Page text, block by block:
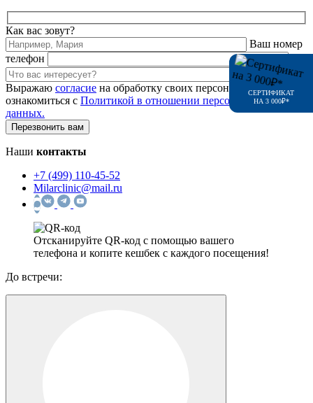
Как вас зовут?
Ваш номер
телефон
Выражаю согласие на обработку своих персональных данных,
ознакомиться с Политикой в отношении персональных
данных.
Наши контакты
+7 (499) 110-45-52
Milarclinic@mail.ru
Отсканируйте QR-код с помощью вашего
телефона и копите кешбек с каждого посещения!
До встречи:
СЕРТИФИКАТ
НА 3 000₽*